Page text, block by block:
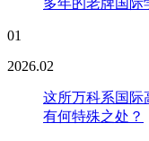
多年的老牌国际
01
2026.02
这所万科系国际
有何特殊之处？